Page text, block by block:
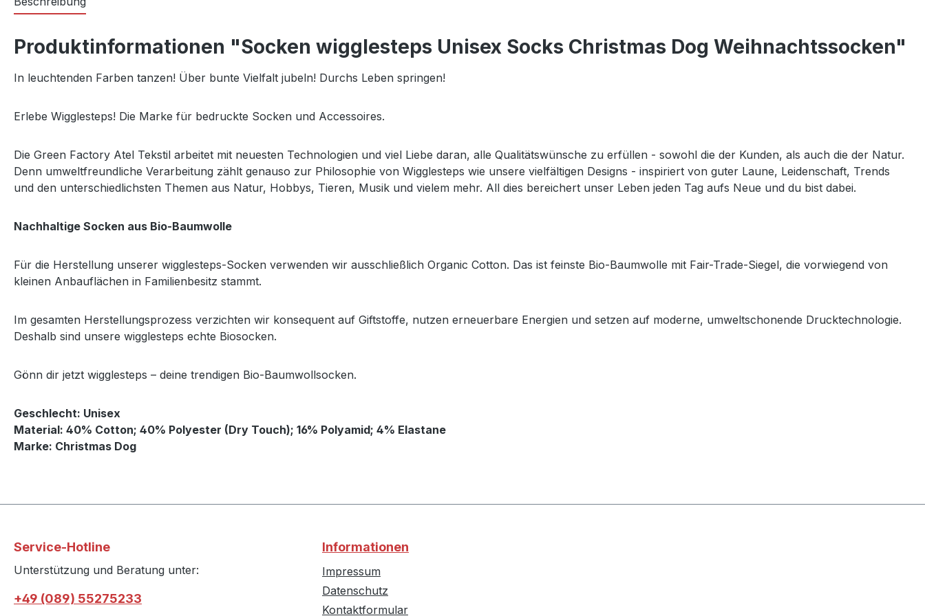
Produktinformationen "Socken wigglesteps Unisex Socks Christmas Dog Weihnachtssocken"
In leuchtenden Farben tanzen! Über bunte Vielfalt jubeln! Durchs Leben springen!
Erlebe Wigglesteps! Die Marke für bedruckte Socken und Accessoires.
Die Green Factory Atel Tekstil arbeitet mit neuesten Technologien und viel Liebe daran, alle Qualitätswünsche zu erfüllen - sowohl die der Kunden, als auch die der Natur.
Denn umweltfreundliche Verarbeitung zählt genauso zur Philosophie von Wigglesteps wie unsere vielfältigen Designs - inspiriert von guter Laune, Leidenschaft, Trends
und den unterschiedlichsten Themen aus Natur, Hobbys, Tieren, Musik und vielem mehr. All dies bereichert unser Leben jeden Tag aufs Neue und du bist dabei.
Nachhaltige Socken aus Bio-Baumwolle
Für die Herstellung unserer wigglesteps-Socken verwenden wir ausschließlich Organic Cotton. Das ist feinste Bio-Baumwolle mit Fair-Trade-Siegel, die vorwiegend von
kleinen Anbauflächen in Familienbesitz stammt.
Im gesamten Herstellungsprozess verzichten wir konsequent auf Giftstoffe, nutzen erneuerbare Energien und setzen auf moderne, umweltschonende Drucktechnologie.
Deshalb sind unsere wigglesteps echte Biosocken.
Gönn dir jetzt wigglesteps – deine trendigen Bio-Baumwollsocken.
Geschlecht: Unisex
Material: 40% Cotton; 40% Polyester (Dry Touch); 16% Polyamid; 4% Elastane
Marke: Christmas Dog
Service-Hotline
Unterstützung und Beratung unter:
+49 (089) 55275233
Informationen
Impressum
Datenschutz
Kontaktformular